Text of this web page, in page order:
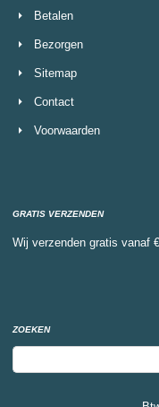
Betalen
Bezorgen
Sitemap
Contact
Voorwaarden
GRATIS VERZENDEN
Wij verzenden gratis vanaf
ZOEKEN